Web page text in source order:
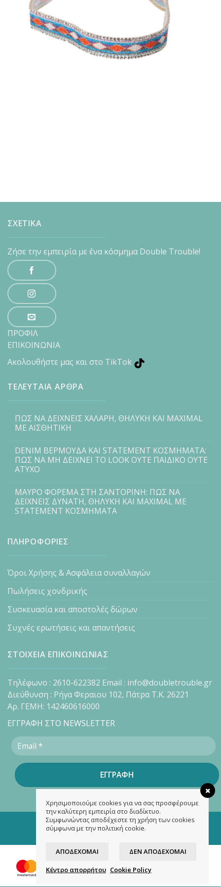
ΣΧΕΤΙΚΑ
Ζήσε την εμπειρία με ένα κόσμημα Double Trouble!
ΠΡΟΦΙΛ
ΕΠΙΚΟΙΝΩΝΙΑ
Ακολουθήστε μας και στο TikTok
ΤΕΛΕΥΤΑΙΑ ΑΡΘΡΑ
ΠΩΣ ΝΑ ΔΕΙΧΝΕΙΣ ΧΑΛΑΡΗ, ΘΗΛΥΚΗ ΚΑΙ MAXIMAL
ΜΕ ΑΙΣΘΗΤΙΚΗ
DENIM ΒΕΡΜΟΥΔΑ ΚΑΙ STATEMENT ΚΟΣΜΗΜΑΤΑ:
ΠΩΣ ΝΑ ΜΗ ΔΕΙΧΝΕΙ ΤΟ LOOK ΟΥΤΕ ΠΑΙΔΙΚΟ ΟΥΤΕ
ΑΤΥΧΟ
ΜΑΥΡΟ ΦΟΡΕΜΑ ΣΤΗ ΣΑΝΤΟΡΙΝΗ: ΠΩΣ ΝΑ
ΔΕΙΧΝΕΙΣ ΔΥΝΑΤΗ, ΘΗΛΥΚΗ ΚΑΙ MAXIMAL ΜΕ
STATEMENT ΚΟΣΜΗΜΑΤΑ
ΠΛΗΡΟΦΟΡΙΕΣ
Όροι Χρήσης & Ασφάλεια συναλλαγών
Πωλήσεις χονδρικής
Συσκευασία και αποστολές δώρων
Συχνές ερωτήσεις και απαντήσεις
ΣΤΟΙΧΕΙΑ ΕΠΙΚΟΙΝΩΝΙΑΣ
Τηλέφωνο : 2610-622382 Email : info@doubletrouble.gr
Διεύθυνση : Ρήγα Φεραιου 102, Πάτρα Τ.Κ. 26221
Αρ. ΓΕΜΗ: 142460616000
ΕΓΓΡΑΦΗ ΣΤΟ NEWSLETTER
Copyright 2026 ©doubletrouble.gr
Designed & developed by
Χρησιμοποιούμε cookies για να σας προσφέρουμε
την καλύτερη εμπειρία στο διαδίκτυο.
Συμφωνώντας αποδέχεστε τη χρήση των cookies
σύμφωνα με την πολιτική cookie.
ΑΠΟΔΈΧΟΜΑΙ ΔΕΝ ΑΠΟΔΈΧΟΜΑΙ
Κέντρο απορρήτου Cookie Policy